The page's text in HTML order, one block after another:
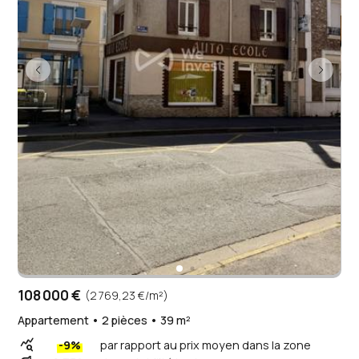
108 000 € (2 769,23 €/m²)
Appartement • 2 pièces • 39 m²
query_stats -9% par rapport au prix moyen dans la zone